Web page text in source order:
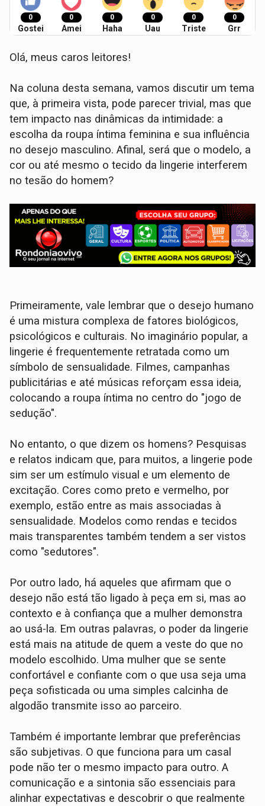
0
Gostei
0
Amei
0
Haha
0
Uau
0
Triste
0
Grr
Olá, meus caros leitores!
Na coluna desta semana, vamos discutir um tema
que, à primeira vista, pode parecer trivial, mas que
tem impacto nas dinâmicas da intimidade: a
escolha da roupa íntima feminina e sua influência
no desejo masculino. Afinal, será que o modelo, a
cor ou até mesmo o tecido da lingerie interferem
no tesão do homem?
Primeiramente, vale lembrar que o desejo humano
é uma mistura complexa de fatores biológicos,
psicológicos e culturais. No imaginário popular, a
lingerie é frequentemente retratada como um
símbolo de sensualidade. Filmes, campanhas
publicitárias e até músicas reforçam essa ideia,
colocando a roupa íntima no centro do "jogo de
sedução".
No entanto, o que dizem os homens? Pesquisas
e relatos indicam que, para muitos, a lingerie pode
sim ser um estímulo visual e um elemento de
excitação. Cores como preto e vermelho, por
exemplo, estão entre as mais associadas à
sensualidade. Modelos como rendas e tecidos
mais transparentes também tendem a ser vistos
como "sedutores".
Por outro lado, há aqueles que afirmam que o
desejo não está tão ligado à peça em si, mas ao
contexto e à confiança que a mulher demonstra
ao usá-la. Em outras palavras, o poder da lingerie
está mais na atitude de quem a veste do que no
modelo escolhido. Uma mulher que se sente
confortável e confiante com o que usa seja uma
peça sofisticada ou uma simples calcinha de
algodão transmite isso ao parceiro.
Também é importante lembrar que preferências
são subjetivas. O que funciona para um casal
pode não ter o mesmo impacto para outro. A
comunicação e a sintonia são essenciais para
alinhar expectativas e descobrir o que realmente